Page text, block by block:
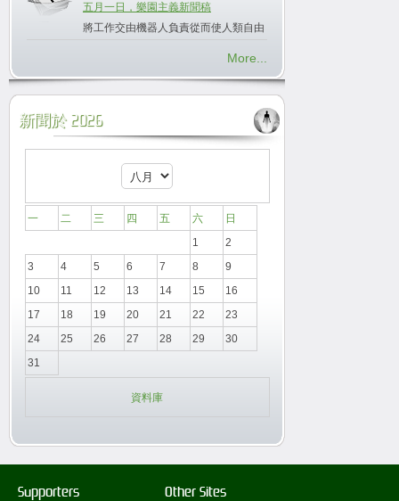
五月一日，樂園主義新聞稿
將工作交由機器人負責從而使人類自由
More...
新聞於 2026
一 二 三 四 五 六
日
1
2
3
4 5 6 7 8
9
10
11 12 13 14 15
16
17
18 19 20 21 22
23
24
25 26 27 28 29
30
31
資料庫
Supporters Other Sites